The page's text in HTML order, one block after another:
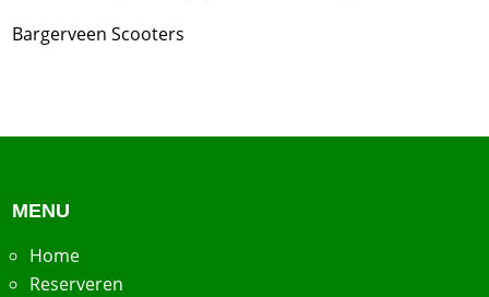
Bargerveen Scooters
MENU
Home
Reserveren